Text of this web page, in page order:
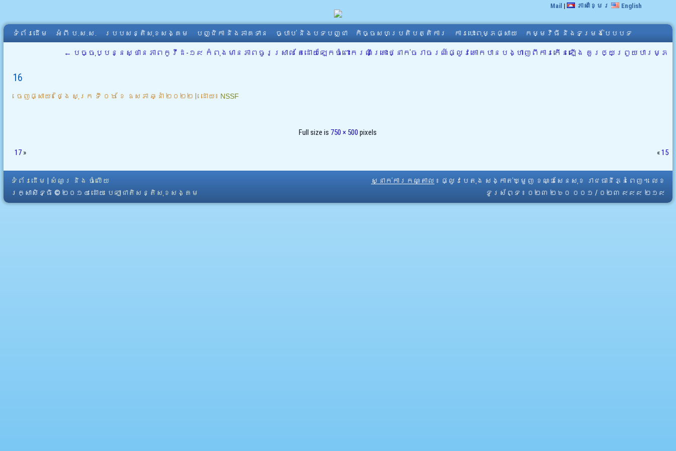
Mail | ភាសាខ្មែរ English
ទំព័រដើម អំពី​ ប.ស.ស. របបសន្តិសុខសង្គម បញ្ជិកា និងភាគទាន ច្បាប់ និងបទបញ្ជា កិច្ចសហប្រតិបត្តិការ ការបោះពុម្ភផ្សាយ កម្មវិធី និងទម្រង់បែបបទ
← បច្ចុប្បន្នស្ថានភាពកូវីដ-១៩ កំពុងមានភាពធូរស្រាល តែដោយឡែកចំពោះករណីគ្រោះថ្នាក់ចរាចរណ៍ផ្លូវគោកបានបង្ហាញពីការកើនឡើង គួរឲ្យព្រួយបារម្ភ
16
ចេញផ្សាយ៖ ថ្ងៃ សុក្រ ទី ០៦ ខែ ឧសភា ឆ្នាំ ២០២២ | ដោយ៖ NSSF
Full size is 750 × 500 pixels
17» «15
ទំព័រដើម
សំណួរ និង ចំលើយ
រក្សាសិទ្ធិ © ២០១៤ ដោយ​ បេឡាជាតិសន្តិសុខសង្គម
ស្នាក់ការកណ្តាល ៖ ផ្លូវបេតុង សង្កាត់ឃ្មួញ ខណ្ឌសែនសុខ រាជធានីភ្នំពេញ។ លេខ
ទូរស័ព្ទ ៖ ០២៣ ២៦០ ០០១ / ០២៣ ៩៩៩ ២១៩